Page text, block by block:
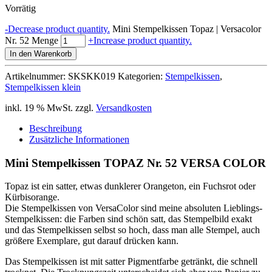
Vorrätig
-Decrease product quantity. Mini Stempelkissen Topaz | Versacolor
Nr. 52 Menge
+Increase product quantity.
In den Warenkorb
Artikelnummer: SKSKK019 Kategorien: Stempelkissen,
Stempelkissen klein
inkl. 19 % MwSt. zzgl. Versandkosten
Beschreibung
Zusätzliche Informationen
Mini Stempelkissen TOPAZ Nr. 52 VERSA COLOR
Topaz ist ein satter, etwas dunklerer Orangeton, ein Fuchsrot oder
Kürbisorange.
Die Stempelkissen von VersaColor sind meine absoluten Lieblings-
Stempelkissen: die Farben sind schön satt, das Stempelbild exakt
und das Stempelkissen selbst so hoch, dass man alle Stempel, auch
größere Exemplare, gut darauf drücken kann.
Das Stempelkissen ist mit satter Pigmentfarbe getränkt, die schnell